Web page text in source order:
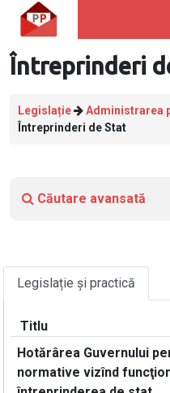
Întreprinderi
Legislație
Administrarea
Întreprinderi de Stat
Căutare avansată
Legislație și practică
Titlu
Hotărârea Guvernului
normative vizînd